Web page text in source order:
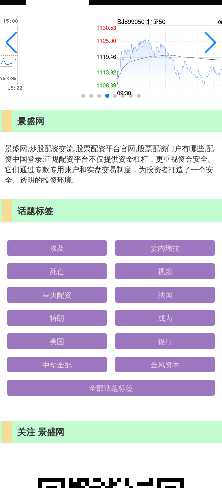
景盛网
景盛网,炒股配资交流,股票配资平台官网,股票配资门户有哪些,配
资中国登录:正规配资平台不仅提供资金杠杆，更重视资金安全。
它们通过专款专用账户和实盘交易制度，为投资者打造了一个安
全、透明的投资环境。
话题标签
埃及 委内瑞拉
死亡 视频
星火配资 法国
特朗 成为
美国 银行
中华金配 金风资本
全部话题标签
关注 景盛网